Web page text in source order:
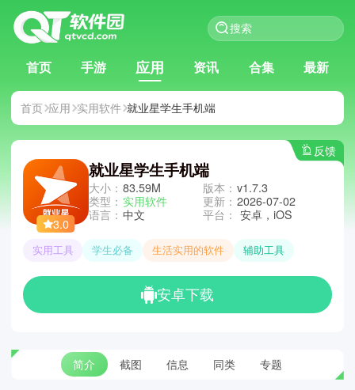
首页 手游 应用 资讯 合集 最新
首页 应用 实用软件 就业星学生手机端
反馈
3.0
就业星学生手机端
大小： 83.59M
类型： 实用软件
语言： 中文
版本： v1.7.3
更新： 2026-07-02
平台： 安卓，iOS
实用工具 学生必备 生活实用的软件 辅助工具
安卓下载
简介 截图 信息 同类 专题